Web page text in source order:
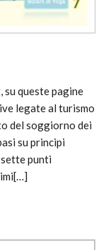
queste pagine
legate al turismo
del soggiorno dei
su principi
punti